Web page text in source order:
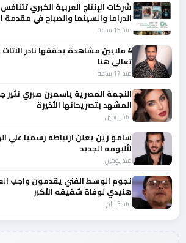
شركات الإنتاج العربية الكبري
الدراما والسينما والصباح في
منذ 15 ساعة
4 ملايين مشاهدة يحققها نادر
تعالي هنا
منذ 17 ساعة
النجمة المصرية ياسمين صبري تثير
المشهد بتصريحاتها الأخيرة
منذ يومين
سامو زين يعلن ارتباطه رسميا علي
لألبومه الجديد
منذ يومين
نجوم الوسط الفني يقدمون واجب
هنيدي لوفاة شقيقه الأكبر
منذ 3 أيام